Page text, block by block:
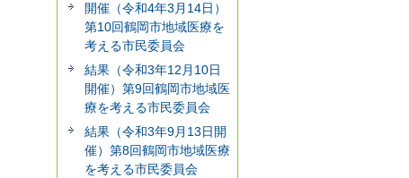
開催（令和4年3月14日）
第10回鶴岡市地域医療を
考える市民委員会
結果（令和3年12月10日
開催）第9回鶴岡市地域医
療を考える市民委員会
結果（令和3年9月13日開
催）第8回鶴岡市地域医療
を考える市民委員会